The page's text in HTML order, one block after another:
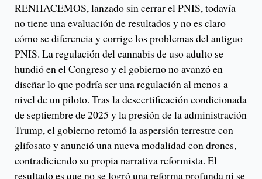
RENHACEMOS, lanzado sin cerrar el PNIS, todavía
no tiene una evaluación de resultados y no es claro
cómo se diferencia y corrige los problemas del antiguo
PNIS. La regulación del cannabis de uso adulto se
hundió en el Congreso y el gobierno no avanzó en
diseñar lo que podría ser una regulación al menos a
nivel de un piloto. Tras la descertificación condicionada
de septiembre de 2025 y la presión de la administración
Trump, el gobierno retomó la aspersión terrestre con
glifosato y anunció una nueva modalidad con drones,
contradiciendo su propia narrativa reformista. El
resultado es que no se logró una reforma profunda ni se